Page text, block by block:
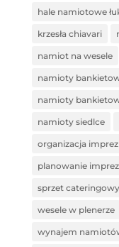
hale namiotowe
krzesła chiavari
namiot na wesele
namioty
namioty
namioty siedlce
organizacja imprez
planowanie
sprzet cateringowy
wesele w plenerze
wynajem